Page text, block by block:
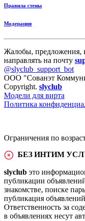
Правила стены
Модерация
Жалобы, предложения,
направлять на почту
@slyclub_support_bot
ООО "Сованэт
Copyright. slyclub
Модели для вирта
Политика
Ограничения по
БЕЗ ИНТИМ
slyclub это
публикации
знакомстве, поиске
публикация
Ответственность за
в объявлениях несут